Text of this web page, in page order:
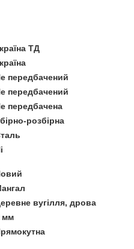
ТД
передбачений
передбачений
передбачена
розбірна
вугілля, дрова
мм